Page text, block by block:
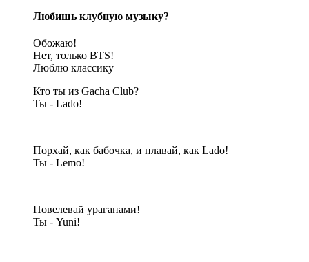
Любишь клубную музыку?
Обожаю!
Нет, только BTS!
Люблю классику
Кто ты из Gacha Club?
Ты - Lado!
Порхай, как бабочка, и плавай, как Lado!
Ты - Lemo!
Повелевай ураганами!
Ты - Yuni!